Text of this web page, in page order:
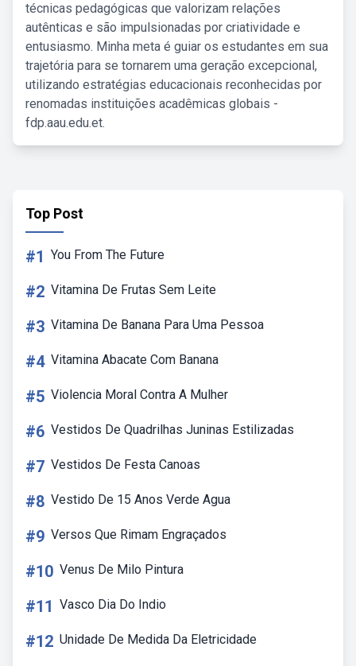
técnicas pedagógicas que valorizam relações
autênticas e são impulsionadas por criatividade e
entusiasmo. Minha meta é guiar os estudantes em sua
trajetória para se tornarem uma geração excepcional,
utilizando estratégias educacionais reconhecidas por
renomadas instituições acadêmicas globais -
fdp.aau.edu.et.
Top Post
#1 You From The Future
#2 Vitamina De Frutas Sem Leite
#3 Vitamina De Banana Para Uma Pessoa
#4 Vitamina Abacate Com Banana
#5 Violencia Moral Contra A Mulher
#6 Vestidos De Quadrilhas Juninas Estilizadas
#7 Vestidos De Festa Canoas
#8 Vestido De 15 Anos Verde Agua
#9 Versos Que Rimam Engraçados
#10 Venus De Milo Pintura
#11 Vasco Dia Do Indio
#12 Unidade De Medida Da Eletricidade